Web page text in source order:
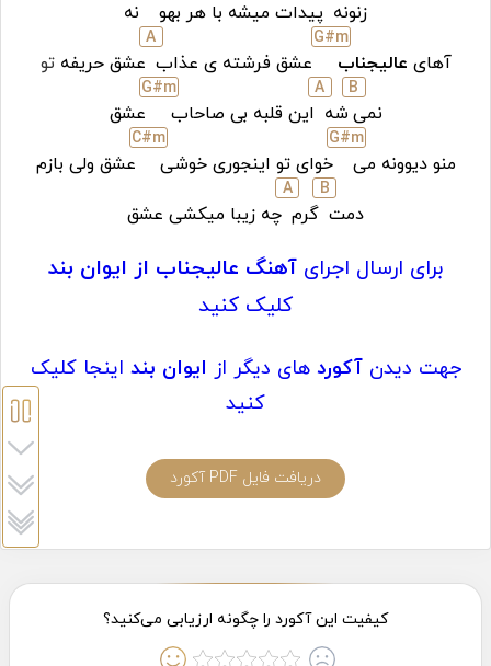
زنونه پیدات میشه با هر بهو نه
آهای عالیجناب
G#m
عشق فرشته ی عذاب
A
عشق حریفهتو
نمی
B
شه
A
این قلبه بی صاحاب
G#m
عشق
منو دیوونه می
G#m
خوای تو اینجوری خوشی
C#m
عشق ولی بازم
دمت
B
گرم
A
چه زیبا میکشی عشق
برای ارسال اجرای آهنگ عالیجناب از ایوان بند
کلیک کنید
جهت دیدنآکورد های دیگر از ایوان بند اینجا کلیک
کنید
دریافت فایل PDF آکورد